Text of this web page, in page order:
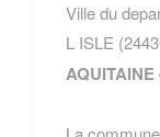
Ville du
L ISLE
AQUITAINE